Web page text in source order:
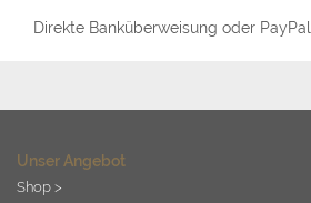
Direkte Banküberweisung oder PayPal.
Unser Angebot
Shop >